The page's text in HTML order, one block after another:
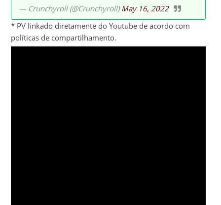
— Crunchyroll (@Crunchyroll)May 16, 2022
* PV linkado diretamente do Youtube de acordo com
políticas de compartilhamento.